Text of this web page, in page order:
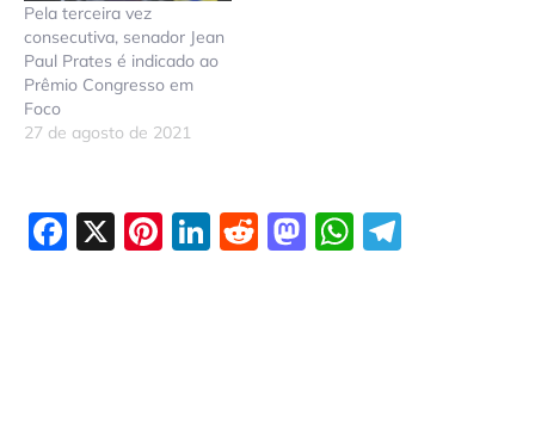
Pela terceira vez
consecutiva, senador Jean
Paul Prates é indicado ao
Prêmio Congresso em
Foco
27 de agosto de 2021
Facebook
X Pinterest
LinkedIn
Reddit
Mastodon